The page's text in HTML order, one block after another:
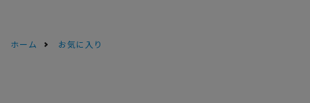
ホーム お気に入り